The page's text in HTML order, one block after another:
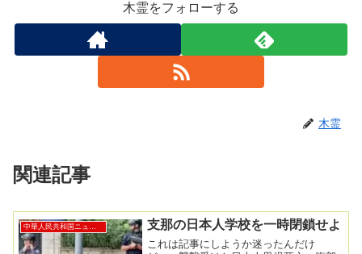
木霊をフォローする
木霊
関連記事
中華人民共和国ニュース 支那の日本人学校を一時閉鎖せよ
これは記事にしようか迷ったんだけ